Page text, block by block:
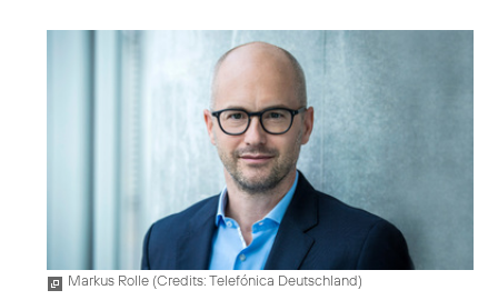
Markus Rolle (Credits: Telefónica Deutschland)